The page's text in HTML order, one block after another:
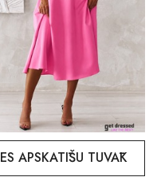
ES APSKATĪŠU TUVĀK